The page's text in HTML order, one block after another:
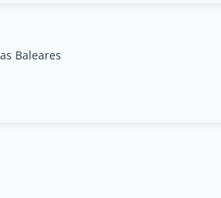
Baleares